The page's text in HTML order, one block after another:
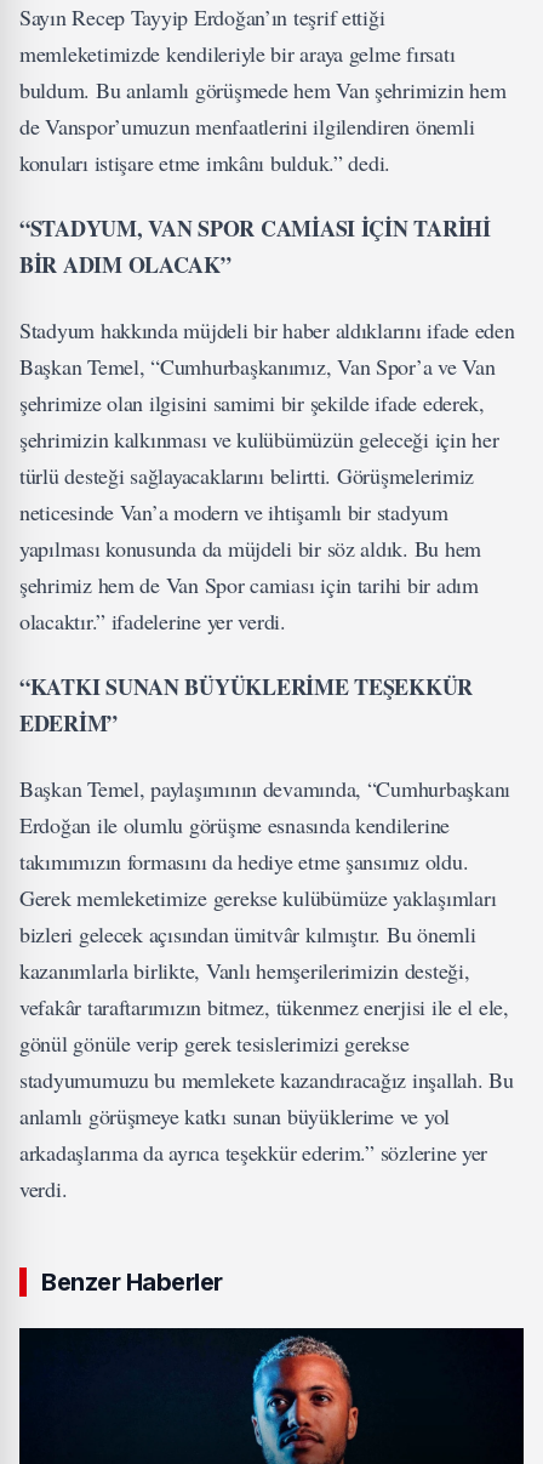
Sayın Recep Tayyip Erdoğan’ın teşrif ettiği
memleketimizde kendileriyle bir araya gelme fırsatı
buldum. Bu anlamlı görüşmede hem Van şehrimizin hem
de Vanspor’umuzun menfaatlerini ilgilendiren önemli
konuları istişare etme imkânı bulduk.” dedi.
“STADYUM, VAN SPOR CAMİASI İÇİN TARİHİ
BİR ADIM OLACAK”
Stadyum hakkında müjdeli bir haber aldıklarını ifade eden
Başkan Temel, “Cumhurbaşkanımız, Van Spor’a ve Van
şehrimize olan ilgisini samimi bir şekilde ifade ederek,
şehrimizin kalkınması ve kulübümüzün geleceği için her
türlü desteği sağlayacaklarını belirtti. Görüşmelerimiz
neticesinde Van’a modern ve ihtişamlı bir stadyum
yapılması konusunda da müjdeli bir söz aldık. Bu hem
şehrimiz hem de Van Spor camiası için tarihi bir adım
olacaktır.” ifadelerine yer verdi.
“KATKI SUNAN BÜYÜKLERİME TEŞEKKÜR
EDERİM”
Başkan Temel, paylaşımının devamında, “Cumhurbaşkanı
Erdoğan ile olumlu görüşme esnasında kendilerine
takımımızın formasını da hediye etme şansımız oldu.
Gerek memleketimize gerekse kulübümüze yaklaşımları
bizleri gelecek açısından ümitvâr kılmıştır. Bu önemli
kazanımlarla birlikte, Vanlı hemşerilerimizin desteği,
vefakâr taraftarımızın bitmez, tükenmez enerjisi ile el ele,
gönül gönüle verip gerek tesislerimizi gerekse
stadyumumuzu bu memlekete kazandıracağız inşallah. Bu
anlamlı görüşmeye katkı sunan büyüklerime ve yol
arkadaşlarıma da ayrıca teşekkür ederim.” sözlerine yer
verdi.
Benzer Haberler